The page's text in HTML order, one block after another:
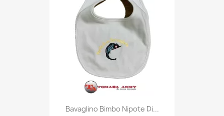
Anteprima
Bavaglino Bimbo Nipote Di...